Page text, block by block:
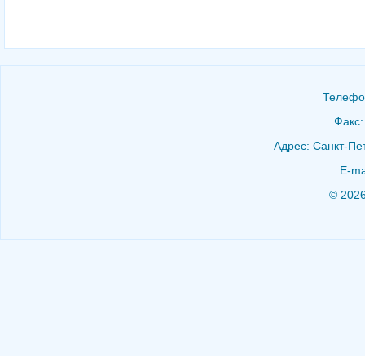
Адрес: Санкт-
E-
©